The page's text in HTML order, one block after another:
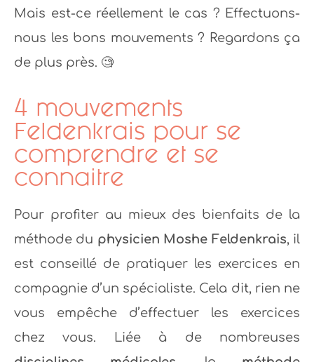
Mais est-ce réellement le cas ? Effectuons-
nous les bons mouvements ? Regardons ça
de plus près. 🧐
4 mouvements
Feldenkrais pour se
comprendre et se
connaitre
Pour profiter au mieux des bienfaits de la
méthode du physicien Moshe Feldenkrais, il
est conseillé de pratiquer les exercices en
compagnie d’un spécialiste. Cela dit, rien ne
vous empêche d’effectuer les exercices
chez vous. Liée à de nombreuses